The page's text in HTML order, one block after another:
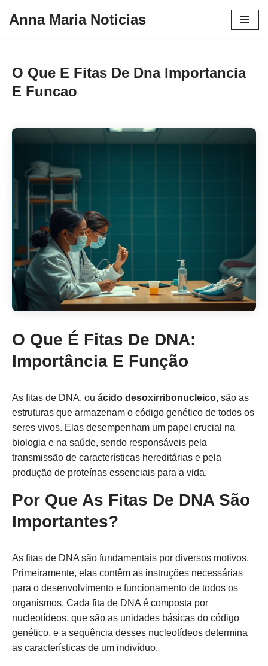
conteúdo
Anna Maria Noticias
O Que E Fitas De Dna Importancia
E Funcao
O Que É Fitas De DNA:
Importância E Função
As fitas de DNA, ou ácido desoxirribonucleico, são as
estruturas que armazenam o código genético de todos os
seres vivos. Elas desempenham um papel crucial na
biologia e na saúde, sendo responsáveis pela
transmissão de características hereditárias e pela
produção de proteínas essenciais para a vida.
Por Que As Fitas De DNA São
Importantes?
As fitas de DNA são fundamentais por diversos motivos.
Primeiramente, elas contêm as instruções necessárias
para o desenvolvimento e funcionamento de todos os
organismos. Cada fita de DNA é composta por
nucleotídeos, que são as unidades básicas do código
genético, e a sequência desses nucleotídeos determina
as características de um indivíduo.